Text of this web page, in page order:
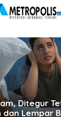
Ditegur
dan Lempar